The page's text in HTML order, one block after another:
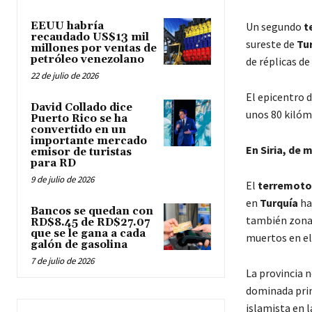
EEUU habría
recaudado US$13 mil
millones por ventas de
petróleo venezolano
22 de julio de 2026
David Collado dice
Puerto Rico se ha
convertido en un
importante mercado
emisor de turistas
para RD
9 de julio de 2026
Bancos se quedan con
RD$8.45 de RD$27.07
que se le gana a cada
galón de gasolina
7 de julio de 2026
Un segundo
sureste de
de réplicas
El epicentro
unos 80
En Siria, de
El terremoto
en Turquía
también
muertos en
La provincia
dominada
islamista en